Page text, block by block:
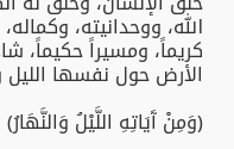
الله، ووحدانيته،
كريماً، ومسيراً حكيماً،
الأرض حول نفسها الليل
﴿وَمِنْ آَيَاتِهِ اللَّيْلُ وَالنَّهَارُ﴾